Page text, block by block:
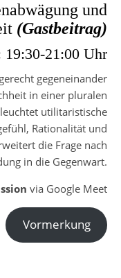
und
(Gastbeitrag)
19:30-21:00 Uhr
gegeneinander
in einer pluralen
utilitaristische
Rationalität und
die Frage nach
in die Gegenwart.
via Google Meet
Vormerkung